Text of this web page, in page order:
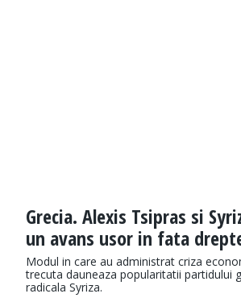
Grecia. Alexis Tsipras si
un avans usor in fata
Modul in care au administrat criza
trecuta dauneaza popularitatii partidului
radicala Syriza.